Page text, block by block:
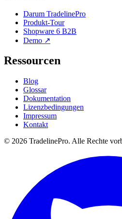
Darum TradelinePro
Produkt-Tour
Shopware 6 B2B
Demo ↗
Ressourcen
Blog
Glossar
Dokumentation
Lizenzbedingungen
Impressum
Kontakt
© 2026 TradelinePro. Alle Rechte